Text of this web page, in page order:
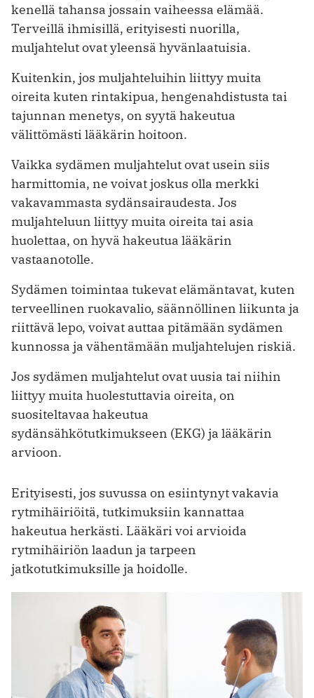
kenellä tahansa jossain vaiheessa elämää.
Terveillä ihmisillä, erityisesti nuorilla,
muljahtelut ovat yleensä hyvänlaatuisia.
Kuitenkin, jos muljahteluihin liittyy muita
oireita kuten rintakipua, hengenahdistusta tai
tajunnan menetys, on syytä hakeutua
välittömästi lääkärin hoitoon.
Vaikka sydämen muljahtelut ovat usein siis
harmittomia, ne voivat joskus olla merkki
vakavammasta sydänsairaudesta. Jos
muljahteluun liittyy muita oireita tai asia
huolettaa, on hyvä hakeutua lääkärin
vastaanotolle.
Sydämen toimintaa tukevat elämäntavat, kuten
terveellinen ruokavalio, säännöllinen liikunta ja
riittävä lepo, voivat auttaa pitämään sydämen
kunnossa ja vähentämään muljahtelujen riskiä.
Jos sydämen muljahtelut ovat uusia tai niihin
liittyy muita huolestuttavia oireita, on
suositeltavaa hakeutua
sydänsähkötutkimukseen (EKG) ja lääkärin
arvioon.
Erityisesti, jos suvussa on esiintynyt vakavia
rytmihäiriöitä, tutkimuksiin kannattaa
hakeutua herkästi. Lääkäri voi arvioida
rytmihäiriön laadun ja tarpeen
jatkotutkimuksille ja hoidolle.